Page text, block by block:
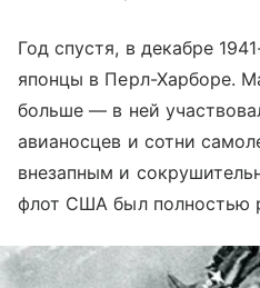
Год спустя, в декабре
японцы в Перл-Харборе.
больше — в ней
авианосцев и сотни
внезапным и
флот США был полностью